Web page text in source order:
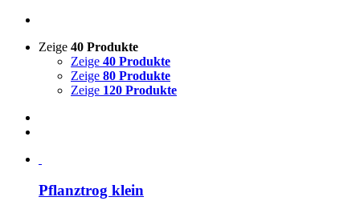
Zeige 40 Produkte
Zeige 40 Produkte
Zeige 80 Produkte
Zeige 120 Produkte
Pflanztrog klein